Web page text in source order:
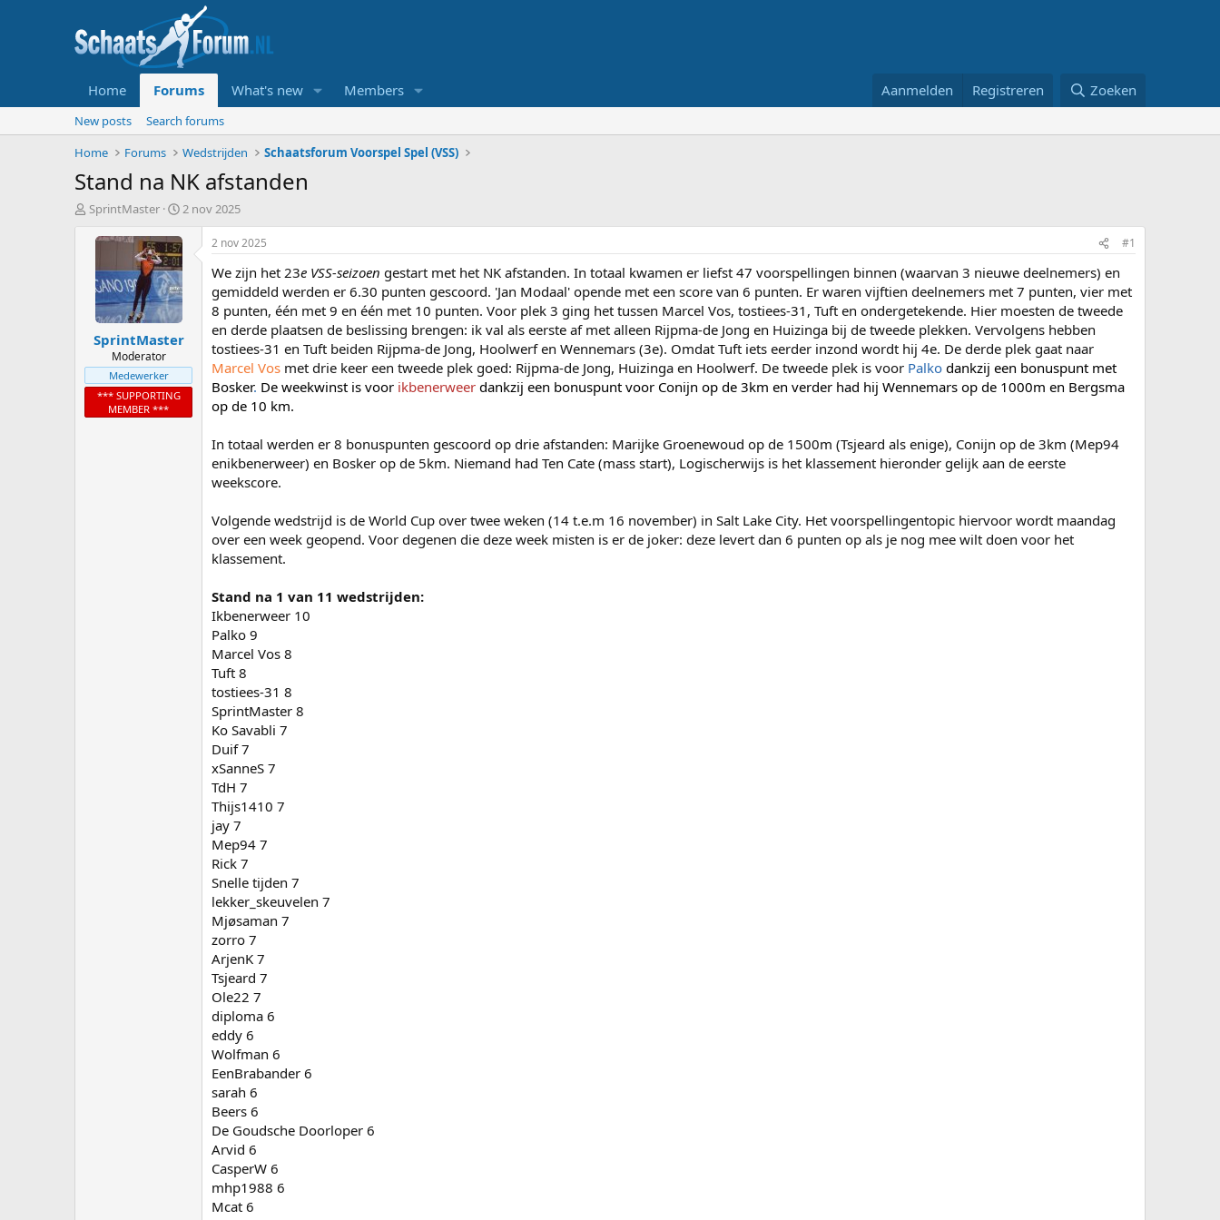
Home Forums What's new Members Aanmelden Registreren Zoeken
New posts
Search forums
Home
Forums Wedstrijden Schaatsforum Voorspel Spel (VSS)
Stand na NK afstanden
T
e
r
SprintMaster
S
a
r
t
d
a
t
u
2 nov 2025
SprintMaster
Moderator
Medewerker
*** SUPPORTING
MEMBER ***
2 nov 2025 #1
We zijn het 23e VSS-seizoen gestart met het NK afstanden. In totaal kwamen er liefst 47 voorspellingen binnen (waarvan 3 nieuwe deelnemers) en
gemiddeld werden er 6.30 punten gescoord. 'Jan Modaal' opende met een score van 6 punten. Er waren vijftien deelnemers met 7 punten, vier met
8 punten, één met 9 en één met 10 punten. Voor plek 3 ging het tussen Marcel Vos, tostiees-31, Tuft en ondergetekende. Hier moesten de tweede
en derde plaatsen de beslissing brengen: ik val als eerste af met alleen Rijpma-de Jong en Huizinga bij de tweede plekken. Vervolgens hebben
tostiees-31 en Tuft beiden Rijpma-de Jong, Hoolwerf en Wennemars (3e). Omdat Tuft iets eerder inzond wordt hij 4e. De derde plek gaat naar
Marcel Vos met drie keer een tweede plek goed: Rijpma-de Jong, Huizinga en Hoolwerf. De tweede plek is voor Palko dankzij een bonuspunt met
Bosker. De weekwinst is voor ikbenerweer dankzij een bonuspunt voor Conijn op de 3km en verder had hij Wennemars op de 1000m en Bergsma
op de 10 km.
In totaal werden er 8 bonuspunten gescoord op drie afstanden: Marijke Groenewoud op de 1500m (Tsjeard als enige), Conijn op de 3km (Mep94
enikbenerweer) en Bosker op de 5km. Niemand had Ten Cate (mass start), Logischerwijs is het klassement hieronder gelijk aan de eerste
weekscore.
Volgende wedstrijd is de World Cup over twee weken (14 t.e.m 16 november) in Salt Lake City. Het voorspellingentopic hiervoor wordt maandag
over een week geopend. Voor degenen die deze week misten is er de joker: deze levert dan 6 punten op als je nog mee wilt doen voor het
klassement.
Stand na 1 van 11 wedstrijden:
Ikbenerweer 10
Palko 9
Marcel Vos 8
Tuft 8
tostiees-31 8
SprintMaster 8
Ko Savabli 7
Duif 7
xSanneS 7
TdH 7
Thijs1410 7
jay 7
Mep94 7
Rick 7
Snelle tijden 7
lekker_skeuvelen 7
Mjøsaman 7
zorro 7
ArjenK 7
Tsjeard 7
Ole22 7
diploma 6
eddy 6
Wolfman 6
EenBrabander 6
sarah 6
Beers 6
De Goudsche Doorloper 6
Arvid 6
CasperW 6
mhp1988 6
Mcat 6